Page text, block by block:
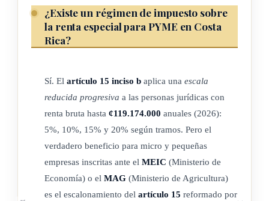
derechos y pasen al patrimonio personal, se tomará su
valor en libros o registros a la fecha de la operación.
c. La afectación o la desafectación de activos no constituirá
patrimoniales continúen formando parte del patrimonio de
la persona.
(Así adicionado por el título II aparte 2) de la ley de
Fortalecimiento de las finanzas públicas, N° 9635 del 3 de
diciembre de 2018)
CAPÍTULO II
¿Existe un régimen de impuesto sobre
la renta especial para PYME en Costa
Rica?
Sí. El artículo 15 inciso b aplica una escala
reducida progresiva a las personas jurídicas con
renta bruta hasta ¢119.174.000 anuales (2026):
5%, 10%, 15% y 20% según tramos. Pero el
verdadero beneficio para micro y pequeñas
empresas inscritas ante el MEIC (Ministerio de
Economía) o el MAG (Ministerio de Agricultura)
es el escalonamiento del artículo 15 reformado por